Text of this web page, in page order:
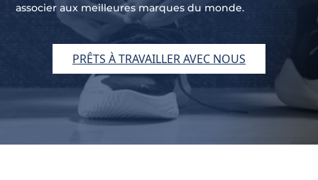
associer aux meilleures marques du monde.
PRÊTS À TRAVAILLER AVEC NOUS